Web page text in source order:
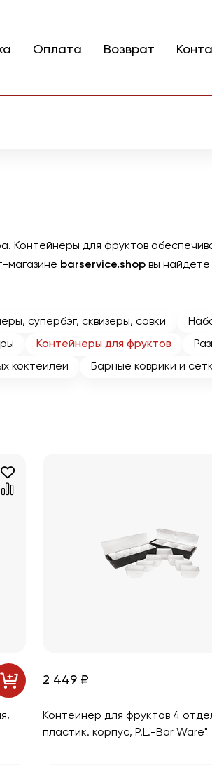
Оплата Возврат
для фруктов
магазине barservice.shop вы найдете
супербэг, сквизеры, совки
Контейнеры для фруктов
коктейлей Барные коврики и
2 449 ₽
Контейнер для фруктов 4
пластик. корпус, P.L.-Bar Ware"